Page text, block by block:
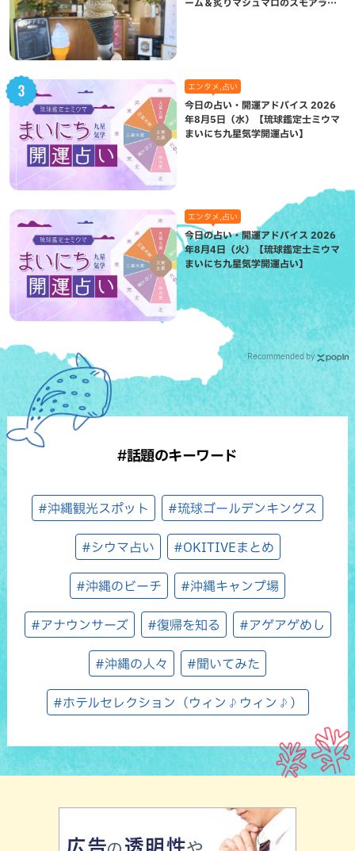
ーム＆炙りマシュマロのスモアラテ
エンタメ,占い
今日の占い・開運アドバイス 2026
年8月5日（水）【琉球鑑定士ミウマ
まいにち九星気学開運占い】
エンタメ,占い
今日の占い・開運アドバイス 2026
年8月4日（火）【琉球鑑定士ミウマ
まいにち九星気学開運占い】
Recommended by
#話題のキーワード
#沖縄観光スポット #琉球ゴールデンキングス
#シウマ占い #OKITIVEまとめ
#沖縄のビーチ #沖縄キャンプ場
#アナウンサーズ #復帰を知る #アゲアゲめし
#沖縄の人々 #聞いてみた
#ホテルセレクション（ウィン♪ウィン♪）